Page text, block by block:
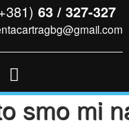
63 / 327-327
smo mi